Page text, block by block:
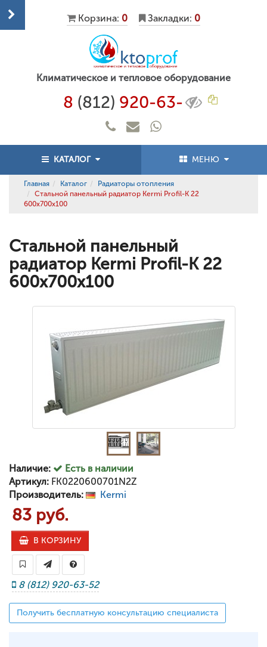
Корзина: 0 Закладки: 0
Климатическое и тепловое оборудование
8 (812) 920-63-
КАТАЛОГ МЕНЮ
Главная Каталог
Радиаторы отопления
Стальной панельный радиатор Kermi Profil-K 22
600x700x100
Стальной панельный
радиатор Kermi Profil-K 22
600x700x100
Наличие:
Есть в наличии
Артикул: FK0220600701N2Z
Производитель:
Kermi
83 руб.
В КОРЗИНУ
8 (812) 920-63-52
Получить бесплатную консультацию специалиста